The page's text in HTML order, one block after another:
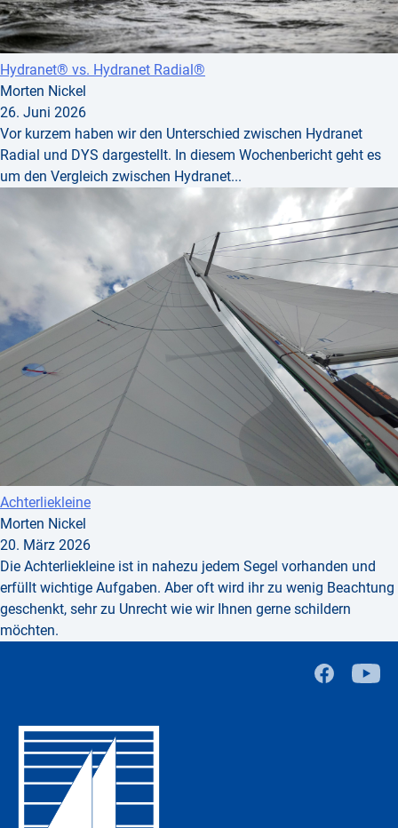
Hydranet® vs. Hydranet Radial®
Morten Nickel
26. Juni 2026
Vor kurzem haben wir den Unterschied zwischen Hydranet
Radial und DYS dargestellt. In diesem Wochenbericht geht es
um den Vergleich zwischen Hydranet...
Achterliekleine
Morten Nickel
20. März 2026
Die Achterliekleine ist in nahezu jedem Segel vorhanden und
erfüllt wichtige Aufgaben. Aber oft wird ihr zu wenig Beachtung
geschenkt, sehr zu Unrecht wie wir Ihnen gerne schildern
möchten.